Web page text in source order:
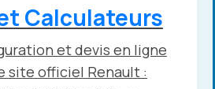
Calculateurs
et devis en ligne
site officiel Renault :